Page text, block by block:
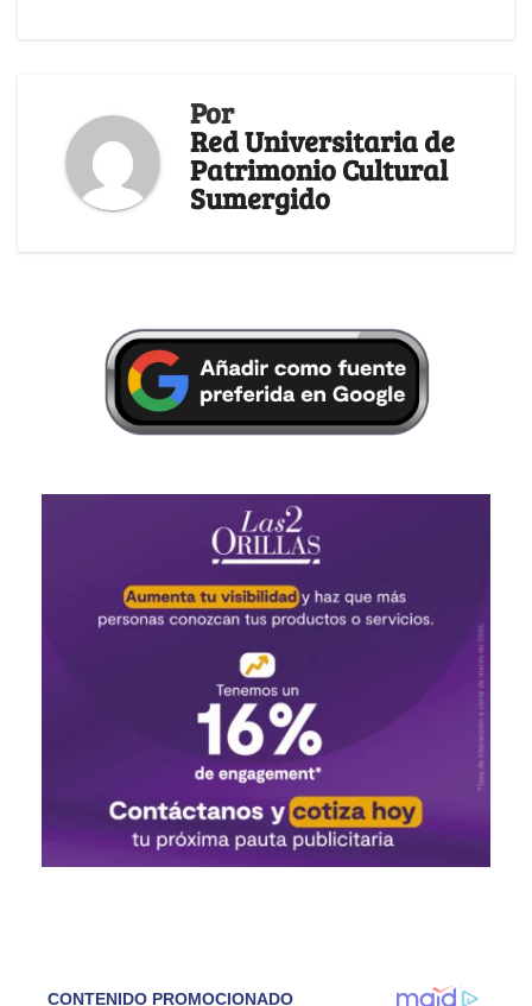
Por
Red Universitaria de
Patrimonio Cultural
Sumergido